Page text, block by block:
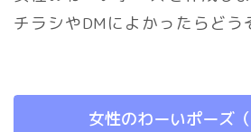
チラシやDMによかったらどう
女性のわーいポーズ（